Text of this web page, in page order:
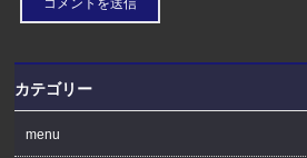
カテゴリー
menu